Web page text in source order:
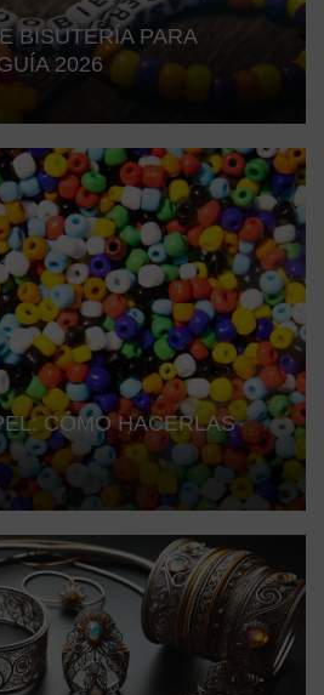
BISUTERÍA PARA
2026
CÓMO HACERLAS